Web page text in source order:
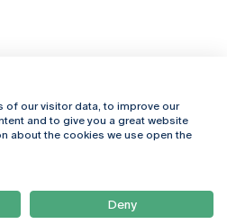
Campus Online
Webmail
Como Chegar
Newsletter
of our visitor data, to improve our
and to give you a great website
about the cookies we use open the
Deny